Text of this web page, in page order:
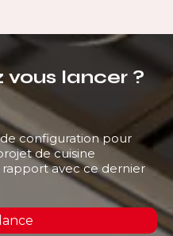
vous lancer ?
configuration pour
de cuisine
avec ce dernier